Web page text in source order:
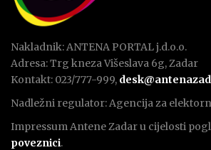
Nakladnik: ANTENA PORTAL j.d.o.o.
Adresa: Trg kneza Višeslava 6g, Zadar
Kontakt: 023/777-999,
Nadležni regulator: Agencija za
Impressum Antene Zadar u cijelosti
poveznici.